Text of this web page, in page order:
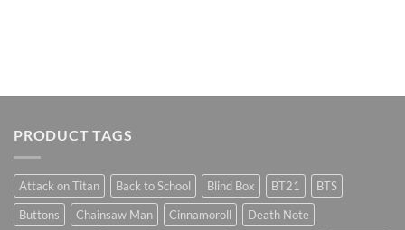
PRODUCT TAGS
Attack on Titan Back to School Blind Box BT21
BTS
Buttons
Chainsaw Man Cinnamoroll
Death Note